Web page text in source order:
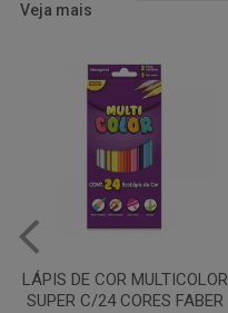
Veja mais
Caneta esferográfica 1.6mm
Cristal Intenso